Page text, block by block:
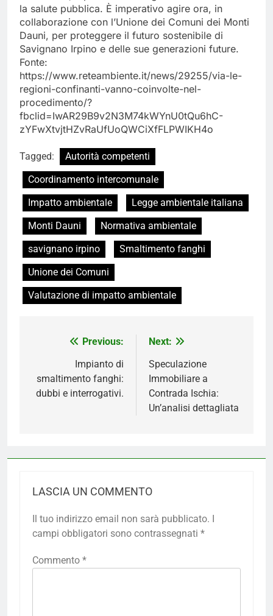
la salute pubblica. È imperativo agire ora, in
collaborazione con l’Unione dei Comuni dei Monti
Dauni, per proteggere il futuro sostenibile di
Savignano Irpino e delle sue generazioni future.
Fonte:
https://www.reteambiente.it/news/29255/via-le-
regioni-confinanti-vanno-coinvolte-nel-
procedimento/?
fbclid=IwAR29B9v2N3M74kWYnU0tQu6hC-
zYFwXtvjtHZvRaUfUoQWCiXfFLPWIKH4o
Tagged:
Autorità competenti
Coordinamento intercomunale
Impatto ambientale
Legge ambientale italiana
Monti Dauni
Normativa ambientale
savignano irpino
Smaltimento fanghi
Unione dei Comuni
Valutazione di impatto ambientale
NavigazionePrevious:
Impianto di
smaltimento fanghi:
dubbi e interrogativi.
Next:
Speculazione
Immobiliare a
Contrada Ischia:
Un’analisi dettagliata
LASCIA UN COMMENTO
Il tuo indirizzo email non sarà pubblicato. I
campi obbligatori sono contrassegnati *
Commento *